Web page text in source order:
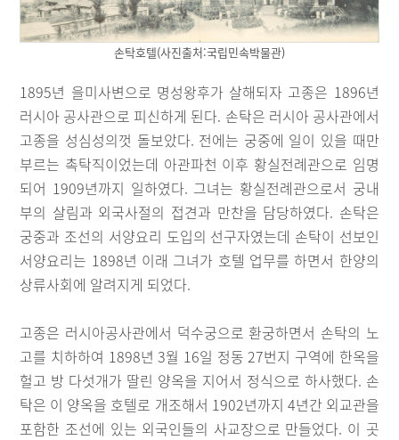
손탁호텔(사진출처:국립민속박물관)
1895년 을미사변으로 명성왕후가 살해되자 고종은 1896년
러시아 공사관으로 피신하게 된다. 손탁은 러시아 공사관에서
고종을 성심성의껏 돌보았다. 전에는 궁중에 일이 있을 때만
부르는 촉탁직이었는데 아관파천 이후 황실전례관으로 임명
되어 1909년까지 일하였다. 그녀는 황실전례관으로서 궁내
부의 살림과 외국사절의 접견과 만찬을 담당하였다. 손탁은
궁중과 조선의 서양요리 도입의 선구자였는데 손탁이 선보인
서양요리는 1898년 이래 그녀가 호텔 업무를 하면서 한양의
상류사회에 알려지게 되었다.
고종은 러시아공사관에서 덕수궁으로 환궁하면서 손탁의 노
고를 치하하여 1898년 3월 16일 정동 27번지 구역에 한옥을
헐고 방 다섯개가 딸린 양옥을 지어서 정식으로 하사했다. 손
탁은 이 양옥을 호텔로 개조해서 1902년까지 4년간 외교관을
포함한 조선에 있는 외국인들의 사교장으로 만들었다. 이 곳